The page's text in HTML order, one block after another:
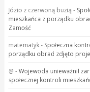
Józio z czerwoną buzią -
mieszkańca z porządku
Zamość
matematyk- Społeczna
porządku obrad zdjęto
@ -Wojewoda unieważnił
społecznej kontroli